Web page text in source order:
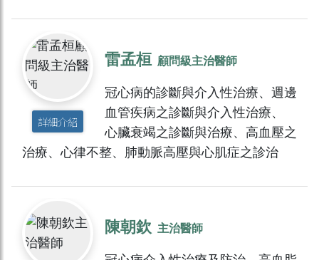
詳細介紹
雷孟桓 顧問級主治醫師
冠心病的診斷與介入性治療、週邊
血管疾病之診斷與介入性治療、
心臟衰竭之診斷與治療、高血壓之
治療、心律不整、肺動脈高壓與心肌症之診治
陳朝欽 主治醫師